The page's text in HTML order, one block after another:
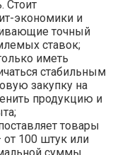
Стоит
экономики и
точный
ставок;
иметь
стабильным
закупку на
продукцию и
товары
от 100 штук или